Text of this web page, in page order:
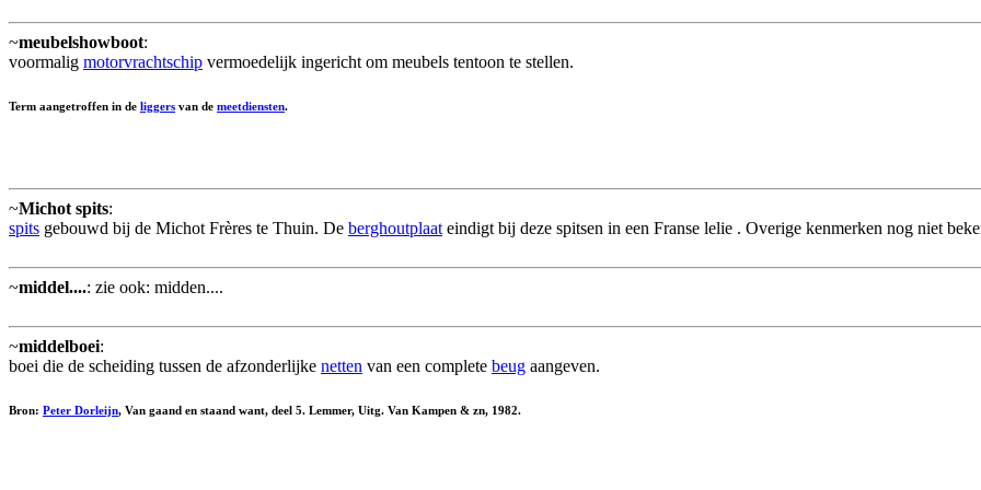
~meubelshowboot:
voormalig motorvrachtschip vermoedelijk ingericht om meubels tentoon te stellen.
Term aangetroffen in de liggers van de meetdiensten.
~Michot spits:
spits gebouwd bij de Michot Frères te Thuin. De berghoutplaat eindigt bij deze spitsen in een Franse lelie . Overige kenmerken nog niet
~middel....: zie ook: midden....
~middelboei:
boei die de scheiding tussen de afzonderlijke netten van een complete beug aangeven.
Bron: Peter Dorleijn, Van gaand en staand want, deel 5. Lemmer, Uitg. Van Kampen & zn, 1982.